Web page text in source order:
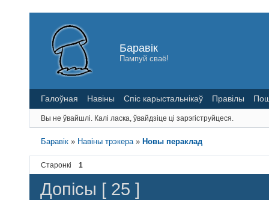
Баравік
Пампуй сваё!
Галоўная Навіны Спіс карыстальнікаў Правілы
Вы не ўвайшлі. Калі ласка, ўвайдзіце ці зарэгіструйцеся.
Баравік » Навіны трэкера » Новы пераклад
Старонкі 1
Допісы [ 25 ]